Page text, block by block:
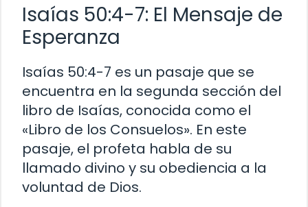
Isaías 50:4-7: El Mensaje de
Esperanza
Isaías 50:4-7 es un pasaje que se
encuentra en la segunda sección del
libro de Isaías, conocida como el
«Libro de los Consuelos». En este
pasaje, el profeta habla de su
llamado divino y su obediencia a la
voluntad de Dios.